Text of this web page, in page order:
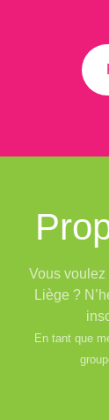
Vous
Liège ?
En tant que